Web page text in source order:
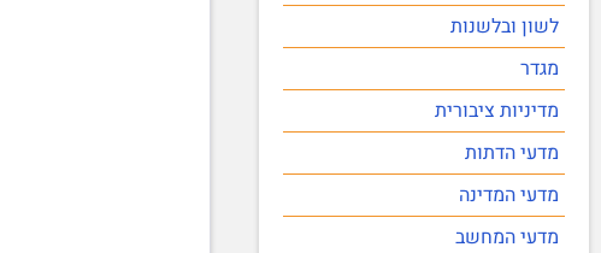
לשון ובלשנות
מגדר
מדיניות ציבורית
מדעי הדתות
מדעי המדינה
מדעי המחשב